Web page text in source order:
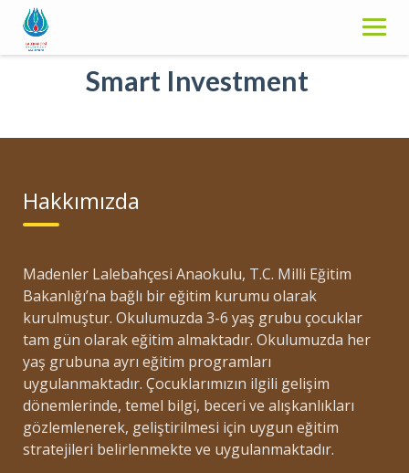
i
c
Smart Investment
Hakkımızda
Madenler Lalebahçesi Anaokulu, T.C. Milli Eğitim
Bakanlığı’na bağlı bir eğitim kurumu olarak
kurulmuştur. Okulumuzda 3-6 yaş grubu çocuklar
tam gün olarak eğitim almaktadır. Okulumuzda her
yaş grubuna ayrı eğitim programları
uygulanmaktadır. Çocuklarımızın ilgili gelişim
dönemlerinde, temel bilgi, beceri ve alışkanlıkları
gözlemlenerek, geliştirilmesi için uygun eğitim
stratejileri belirlenmekte ve uygulanmaktadır.